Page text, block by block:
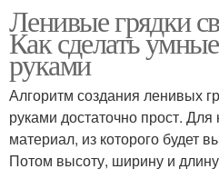
Ленивые грядки
Как сделать
руками
Алгоритм создания ленивых
руками достаточно прост.
материал, из которого будет
Потом высоту, ширину и